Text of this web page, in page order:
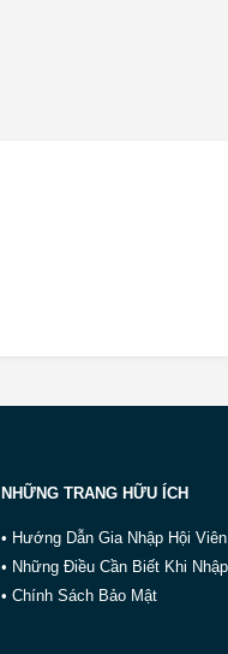
NHỮNG TRANG HỮU ÍCH
• Hướng Dẫn Gia Nhập Hội Viên
• Những Điều Cần Biết Khi
• Chính Sách Bảo Mật